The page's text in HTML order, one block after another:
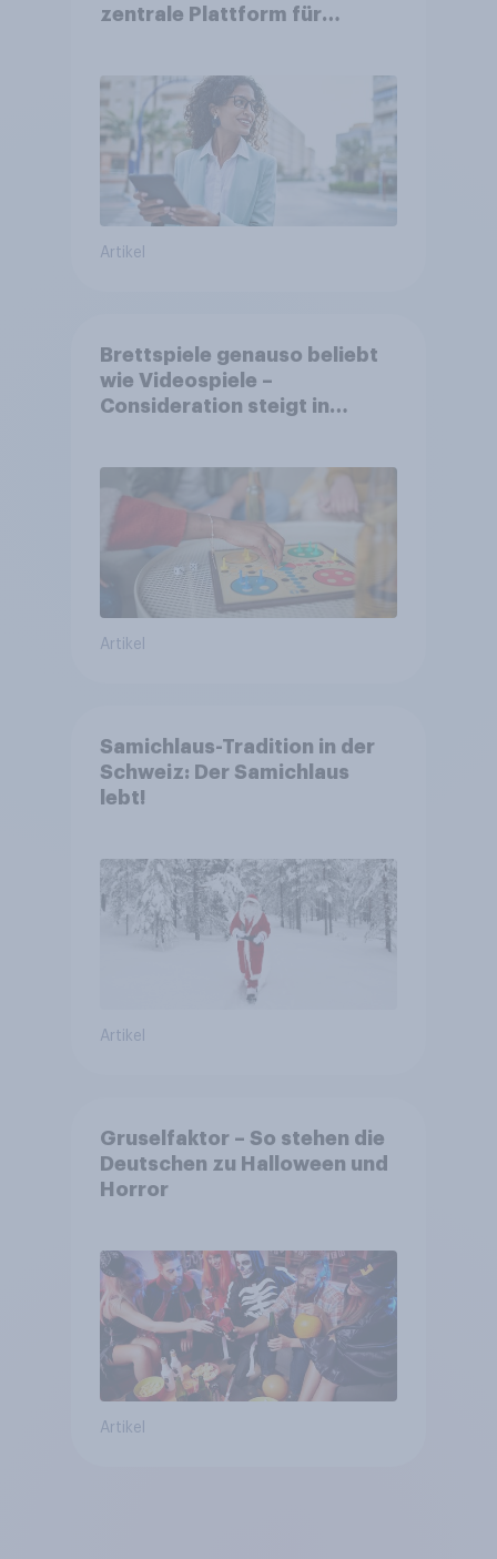
zentrale Plattform für
Artikel
Brettspiele genauso beliebt
wie Videospiele –
Consideration steigt in
Artikel
Samichlaus-Tradition in der
Schweiz: Der Samichlaus
lebt!
Artikel
Gruselfaktor – So stehen die
Deutschen zu Halloween und
Horror
Artikel